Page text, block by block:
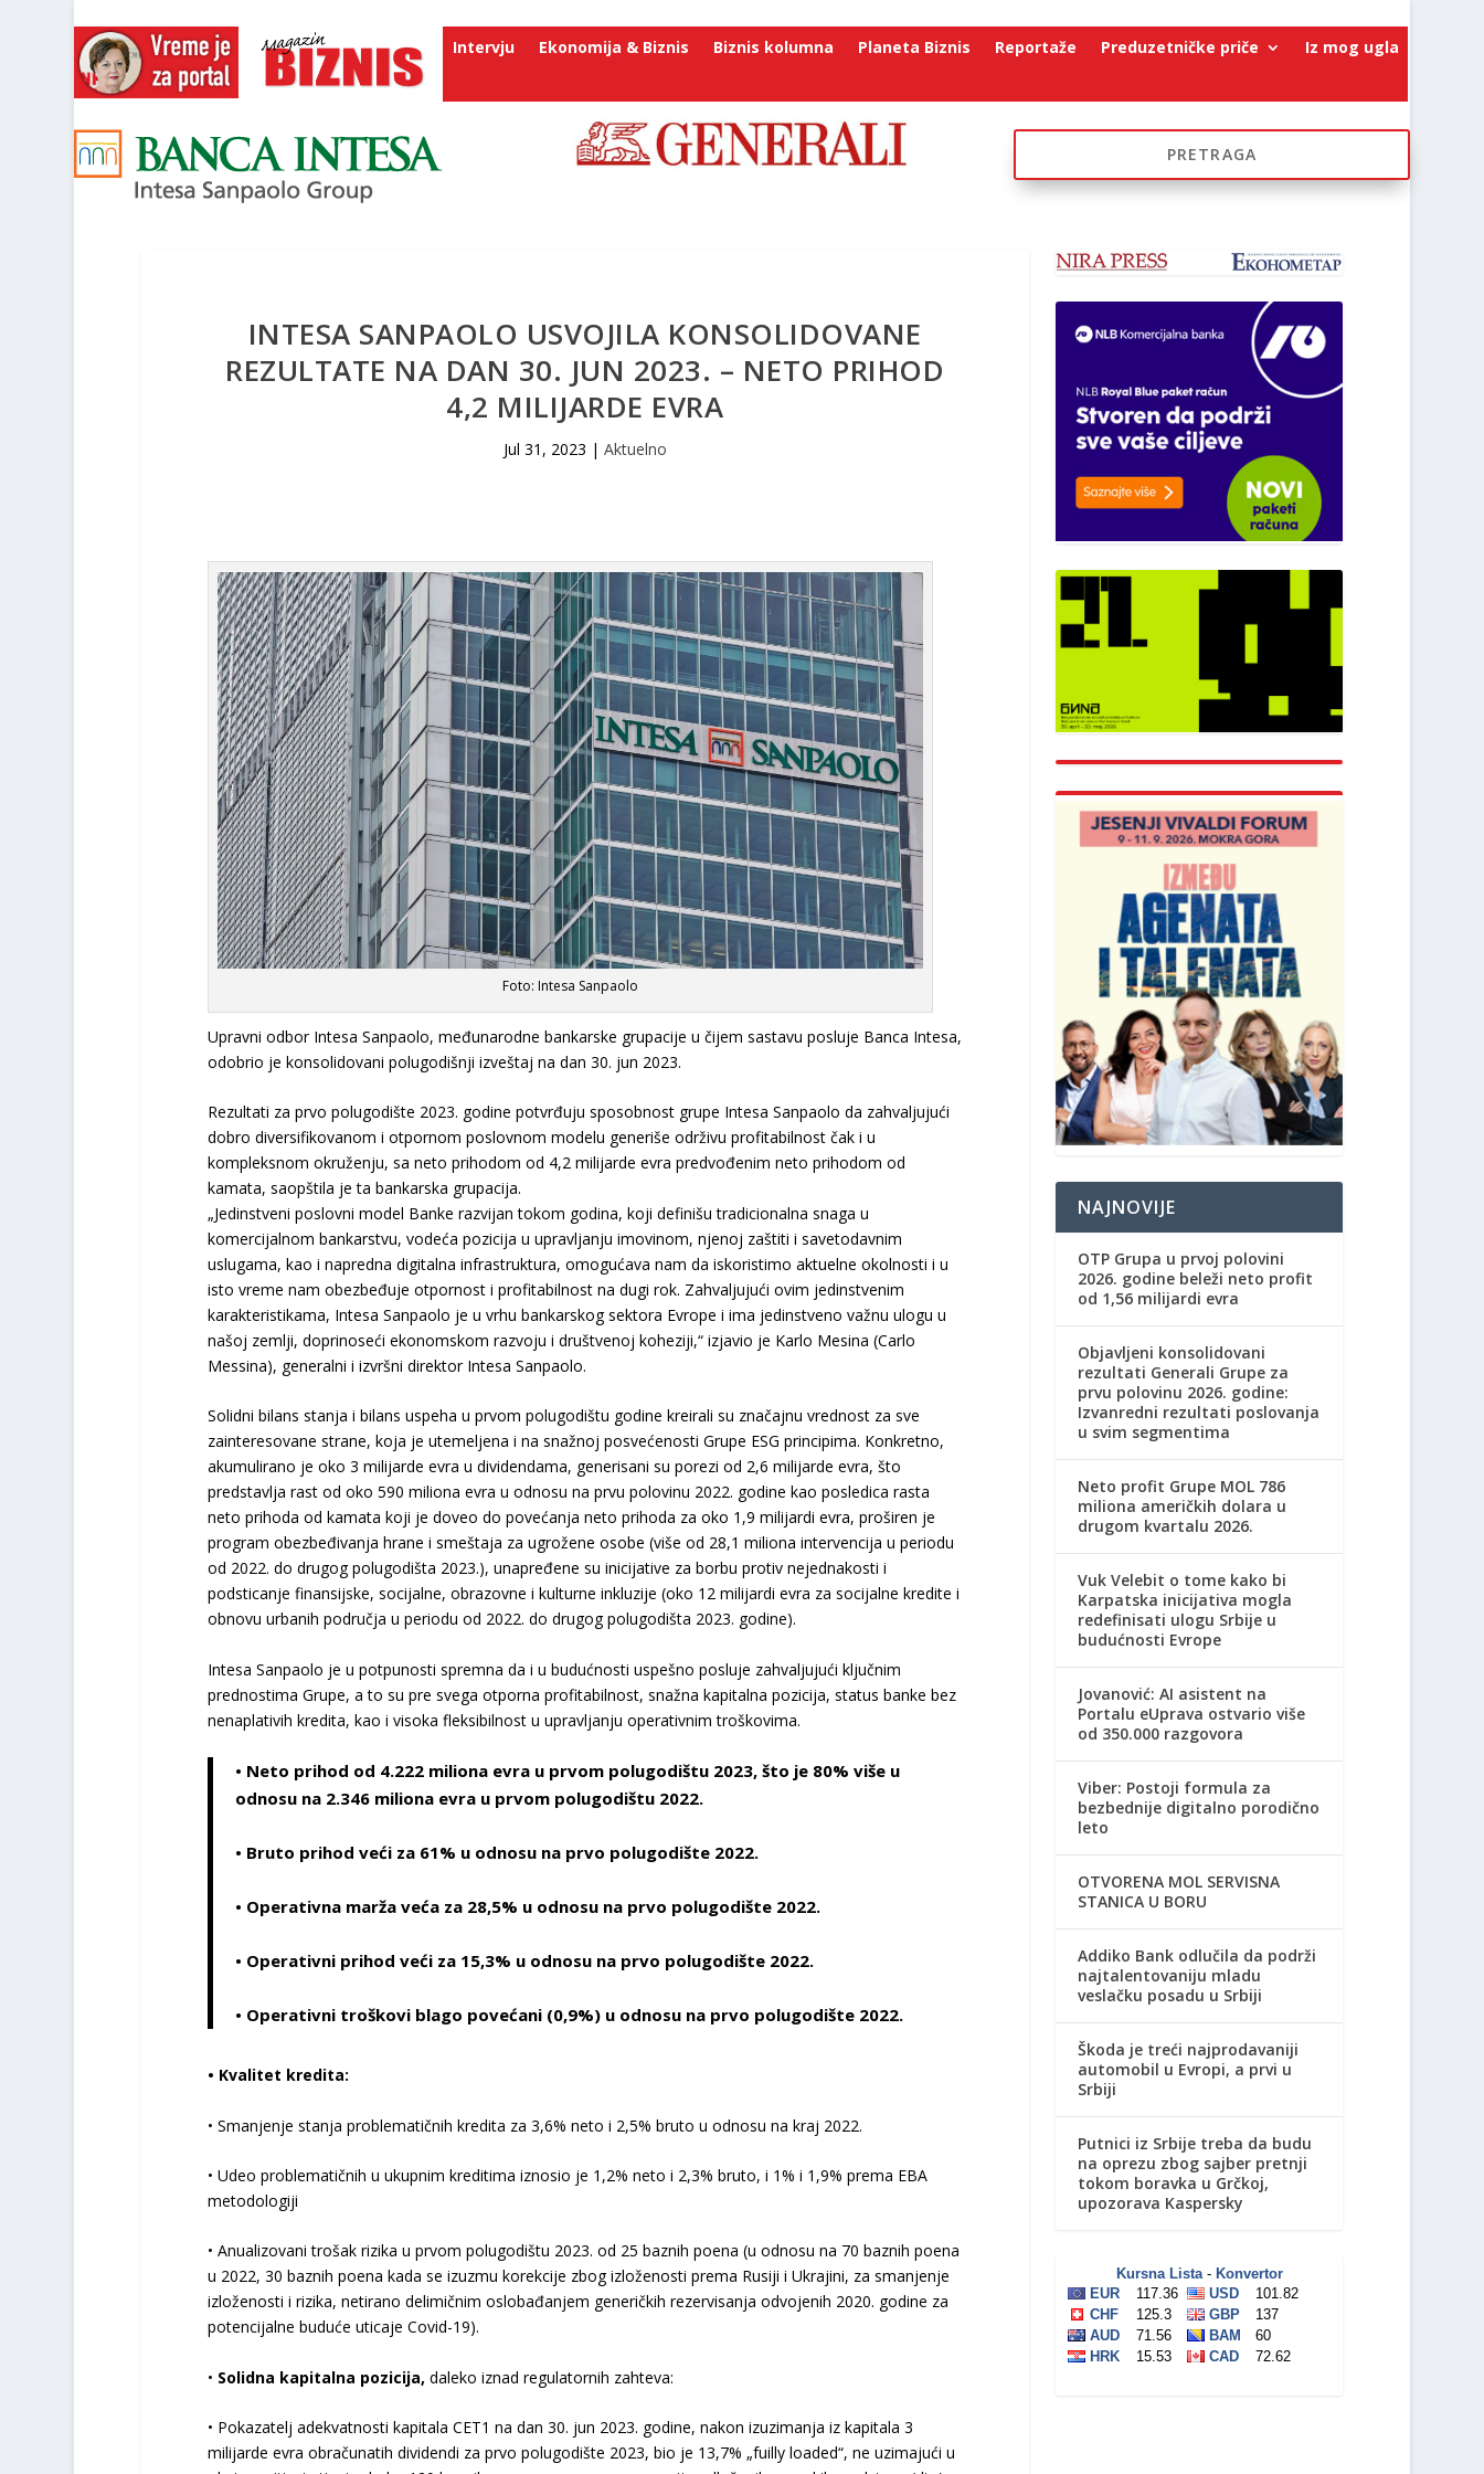
Intervju Ekonomija & Biznis Biznis kolumna Planeta Biznis Reportaže Preduzetničke priče Iz mog ugla
INTESA SANPAOLO USVOJILA KONSOLIDOVANE
REZULTATE NA DAN 30. JUN 2023. – NETO PRIHOD
4,2 MILIJARDE EVRA
Jul 31, 2023 | Aktuelno
Foto: Intesa Sanpaolo
Upravni odbor Intesa Sanpaolo, međunarodne bankarske grupacije u čijem sastavu posluje Banca Intesa,
odobrio je konsolidovani polugodišnji izveštaj na dan 30. jun 2023.
Rezultati za prvo polugodište 2023. godine potvrđuju sposobnost grupe Intesa Sanpaolo da zahvaljujući
dobro diversifikovanom i otpornom poslovnom modelu generiše održivu profitabilnost čak i u
kompleksnom okruženju, sa neto prihodom od 4,2 milijarde evra predvođenim neto prihodom od
kamata, saopštila je ta bankarska grupacija.
„Jedinstveni poslovni model Banke razvijan tokom godina, koji definišu tradicionalna snaga u
komercijalnom bankarstvu, vodeća pozicija u upravljanju imovinom, njenoj zaštiti i savetodavnim
uslugama, kao i napredna digitalna infrastruktura, omogućava nam da iskoristimo aktuelne okolnosti i u
isto vreme nam obezbeđuje otpornost i profitabilnost na dugi rok. Zahvaljujući ovim jedinstvenim
karakteristikama, Intesa Sanpaolo je u vrhu bankarskog sektora Evrope i ima jedinstveno važnu ulogu u
našoj zemlji, doprinoseći ekonomskom razvoju i društvenoj koheziji,“ izjavio je Karlo Mesina (Carlo
Messina), generalni i izvršni direktor Intesa Sanpaolo.
Solidni bilans stanja i bilans uspeha u prvom polugodištu godine kreirali su značajnu vrednost za sve
zainteresovane strane, koja je utemeljena i na snažnoj posvećenosti Grupe ESG principima. Konkretno,
akumulirano je oko 3 milijarde evra u dividendama, generisani su porezi od 2,6 milijarde evra, što
predstavlja rast od oko 590 miliona evra u odnosu na prvu polovinu 2022. godine kao posledica rasta
neto prihoda od kamata koji je doveo do povećanja neto prihoda za oko 1,9 milijardi evra, proširen je
program obezbeđivanja hrane i smeštaja za ugrožene osobe (više od 28,1 miliona intervencija u periodu
od 2022. do drugog polugodišta 2023.), unapređene su inicijative za borbu protiv nejednakosti i
podsticanje finansijske, socijalne, obrazovne i kulturne inkluzije (oko 12 milijardi evra za socijalne kredite i
obnovu urbanih područja u periodu od 2022. do drugog polugodišta 2023. godine).
Intesa Sanpaolo je u potpunosti spremna da i u budućnosti uspešno posluje zahvaljujući ključnim
prednostima Grupe, a to su pre svega otporna profitabilnost, snažna kapitalna pozicija, status banke bez
nenaplativih kredita, kao i visoka fleksibilnost u upravljanju operativnim troškovima.
• Neto prihod od 4.222 miliona evra u prvom polugodištu 2023, što je 80% više u
odnosu na 2.346 miliona evra u prvom polugodištu 2022.
• Bruto prihod veći za 61% u odnosu na prvo polugodište 2022.
• Operativna marža veća za 28,5% u odnosu na prvo polugodište 2022.
• Operativni prihod veći za 15,3% u odnosu na prvo polugodište 2022.
• Operativni troškovi blago povećani (0,9%) u odnosu na prvo polugodište 2022.
• Kvalitet kredita:
• Smanjenje stanja problematičnih kredita za 3,6% neto i 2,5% bruto u odnosu na kraj 2022.
• Udeo problematičnih u ukupnim kreditima iznosio je 1,2% neto i 2,3% bruto, i 1% i 1,9% prema EBA
metodologiji
• Anualizovani trošak rizika u prvom polugodištu 2023. od 25 baznih poena (u odnosu na 70 baznih poena
u 2022, 30 baznih poena kada se izuzmu korekcije zbog izloženosti prema Rusiji i Ukrajini, za smanjenje
izloženosti i rizika, netirano delimičnim oslobađanjem generičkih rezervisanja odvojenih 2020. godine za
potencijalne buduće uticaje Covid-19).
• Solidna kapitalna pozicija, daleko iznad regulatornih zahteva:
• Pokazatelj adekvatnosti kapitala CET1 na dan 30. jun 2023. godine, nakon izuzimanja iz kapitala 3
milijarde evra obračunatih dividendi za prvo polugodište 2023, bio je 13,7% „fuilly loaded“, ne uzimajući u
NAJNOVIJE
OTP Grupa u prvoj polovini
2026. godine beleži neto profit
od 1,56 milijardi evra
Objavljeni konsolidovani
rezultati Generali Grupe za
prvu polovinu 2026. godine:
Izvanredni rezultati poslovanja
u svim segmentima
Neto profit Grupe MOL 786
miliona američkih dolara u
drugom kvartalu 2026.
Vuk Velebit o tome kako bi
Karpatska inicijativa mogla
redefinisati ulogu Srbije u
budućnosti Evrope
Jovanović: AI asistent na
Portalu eUprava ostvario više
od 350.000 razgovora
Viber: Postoji formula za
bezbednije digitalno porodično
leto
OTVORENA MOL SERVISNA
STANICA U BORU
Addiko Bank odlučila da podrži
najtalentovaniju mladu
veslačku posadu u Srbiji
Škoda je treći najprodavaniji
automobil u Evropi, a prvi u
Srbiji
Putnici iz Srbije treba da budu
na oprezu zbog sajber pretnji
tokom boravka u Grčkoj,
upozorava Kaspersky